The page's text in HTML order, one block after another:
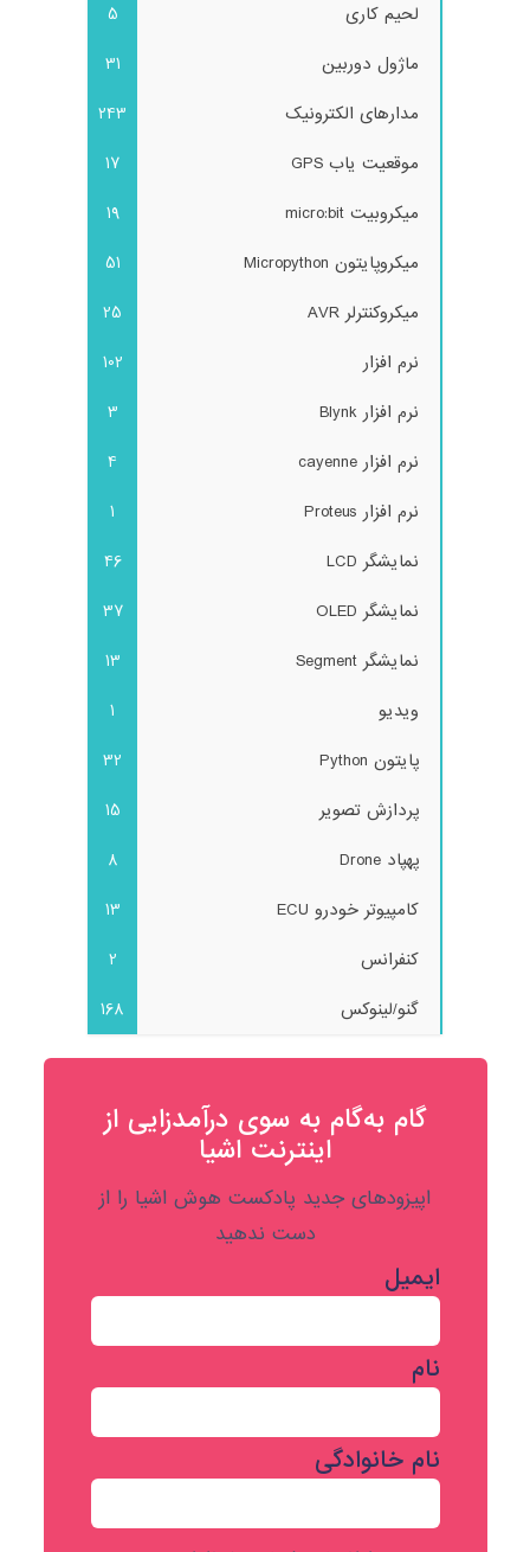
لحیم کاری
5
ماژول دوربین
31
مدارهای الکترونیک
243
موقعیت یاب GPS
17
میکروبیت micro:bit
19
میکروپایتون Micropython
51
میکروکنترلر AVR
25
نرم افزار
102
نرم افزار Blynk
3
نرم افزار cayenne
4
نرم افزار Proteus
1
نمایشگر LCD
46
نمایشگر OLED
37
نمایشگر Segment
13
ویدیو
1
پایتون Python
32
پردازش تصویر
15
پهپاد Drone
8
کامپیوتر خودرو ECU
13
کنفرانس
2
گنو/لینوکس
168
گام به‌گام به‌ سوی درآمدزایی از
اینترنت اشیا
اپیزودهای جدید پادکست هوش اشیا را از
دست ندهید
ایمیل
نام
نام خانوادگی